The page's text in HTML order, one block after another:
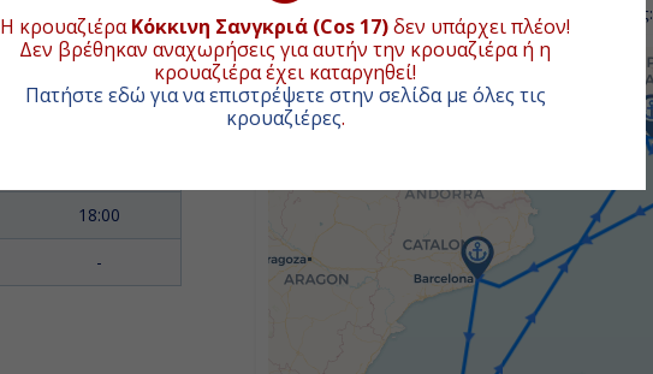
Η κρουαζιέραΚόκκινη Σανγκριά (Cos 17)δεν υπάρχει πλέον!
Δεν βρέθηκαν αναχωρήσεις για αυτήν την κρουαζιέρα ή η
κρουαζιέρα έχει καταργηθεί!
Πατήστε εδώ για να επιστρέψετε στην σελίδα με όλες τις
κρουαζιέρες.
ΑΝΑΧΩΡΗΣΗ
18:00
-
Συνολική απόσταση κρουαζιέρας:
+
−